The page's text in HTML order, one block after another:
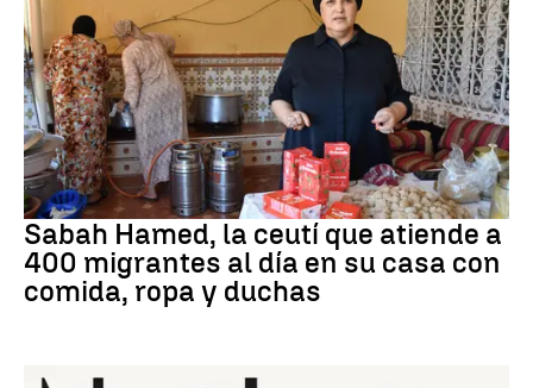
Crisis Ceuta
Sabah Hamed, la ceutí que atiende a
400 migrantes al día en su casa con
comida, ropa y duchas